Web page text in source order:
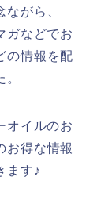
がら、
ガなどでお
の情報を配
オイルのお
お得な情報
ます♪